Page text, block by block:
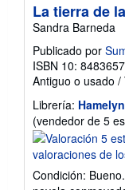
La tierra de
Sandra Barneda
Publicado por
ISBN 10:
Antiguo o usado /
Librería: Hamelyn
(vendedor de 5
Condición: